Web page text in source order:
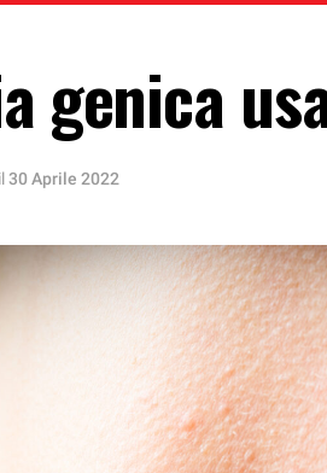
genica
il30 Aprile 2022